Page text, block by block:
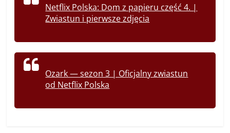
Netflix Polska: Dom z papieru część 4. |
Zwiastun i pierwsze zdjęcia
Ozark — sezon 3 | Oficjalny zwiastun
od Netflix Polska